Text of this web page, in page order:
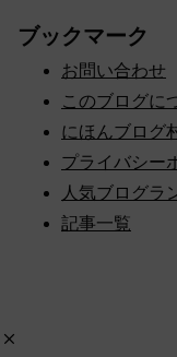
カテゴリー
アーカイブ